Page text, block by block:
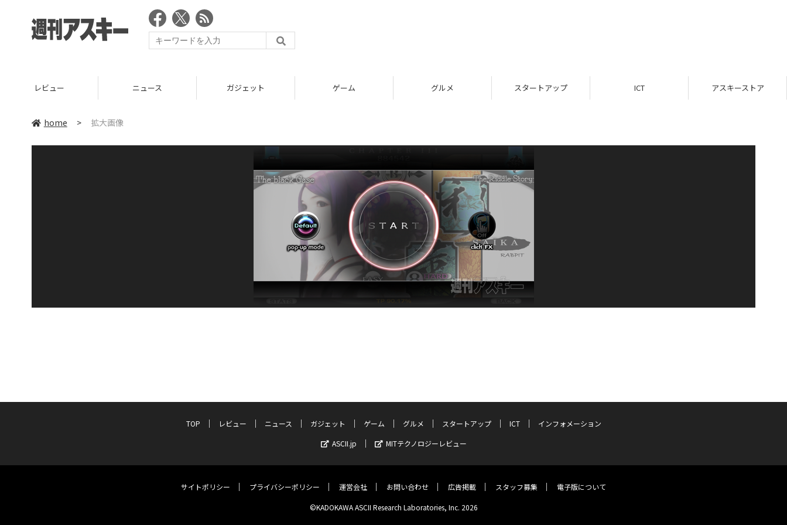
レビュー ニュース ガジェット ゲーム グルメ スタートアップ ICT アスキーストア
home > 拡大画像
TOP レビュー ニュース ガジェット ゲーム グルメ スタートアップ ICT
インフォメーション
ASCII.jp
MITテクノロジーレビュー
サイトポリシー プライバシーポリシー 運営会社 お問い合わせ 広告掲載 スタッフ募集 電子版について
©KADOKAWA ASCII Research Laboratories, Inc. 2026